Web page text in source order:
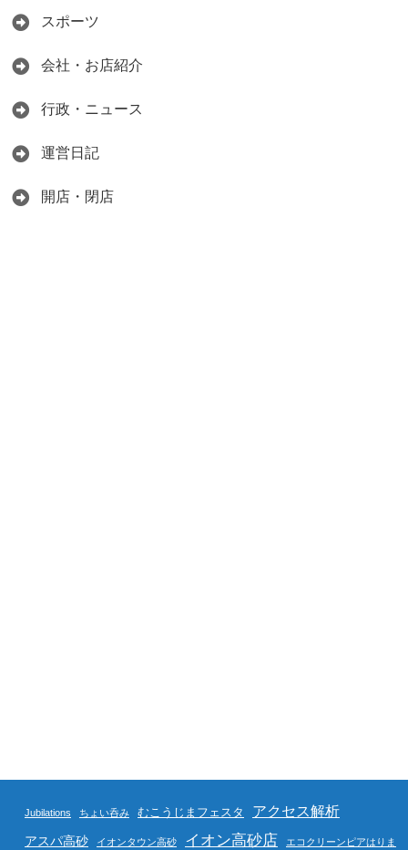
スポーツ
会社・お店紹介
行政・ニュース
運営日記
開店・閉店
Jubilations ちょい呑み むこうじまフェスタ アクセス解析
アスパ高砂 イオンタウン高砂 イオン高砂店 エコクリーンピアはりま